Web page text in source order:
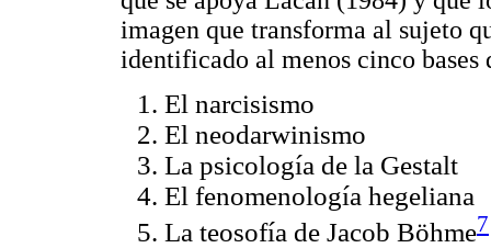
imagen que transforma al sujeto
identificado al menos cinco bases
El narcisismo
El neodarwinismo
La psicología de la Gestalt
El fenomenología hegeliana
La teosofía de Jacob Böhme7